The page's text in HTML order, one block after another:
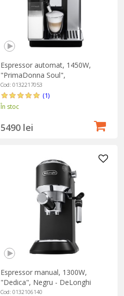
Espressor automat, 1450W,
"PrimaDonna Soul",
Argintiu/Negru - DeLonghi
Cod: 0132217053
(1)
În stoc
5490 lei
Espressor manual, 1300W,
"Dedica", Negru - DeLonghi
Cod: 0132106140